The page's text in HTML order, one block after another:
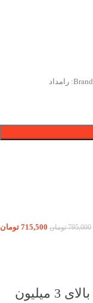
Brand: رامداد
795,000 تومان 715,500 تومان
ارسال رایگان برای سفارش های بالای 3 میلیون